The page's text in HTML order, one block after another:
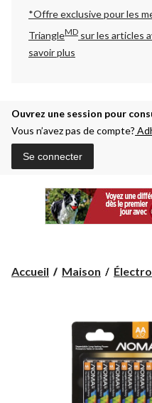
*Offre exclusive pour les
TriangleMD sur les articles
savoir plus
Ouvrez une session pour
Vous n’avez pas de compte?
Se connecter
Accueil Maison